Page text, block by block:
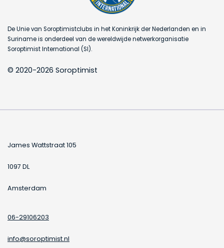
De Unie van Soroptimistclubs in het Koninkrijk der Nederlanden en in
Suriname is onderdeel van de wereldwijde netwerkorganisatie
Soroptimist International (SI).
© 2020-2026 Soroptimist
James Wattstraat 105
1097 DL
Amsterdam
06-29106203
info@soroptimist.nl